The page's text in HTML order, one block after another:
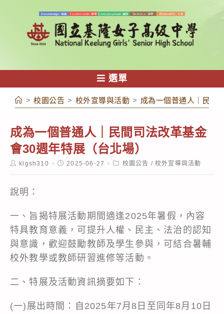
容
選單
> 校園公告 > 校外宣導與活動 > 成為一個普通人｜民間
成為一個普通人｜民間司法改革基金
會30週年特展（台北場）
Postklgsh310
Post2025-06-27
Post校園公告 / 校外宣導與活動
說明：
一、旨揭特展活動期間適逢2025年暑假，內容
特具教育意義，可提升人權、民主、法治的認知
與意識，歡迎鼓勵教師及學生參與，可結合暑輔
校外教學或教師研習進修等活動。
二、特展及活動資訊摘要如下：
(一)展出時間：自2025年7月8日至同年8月10日